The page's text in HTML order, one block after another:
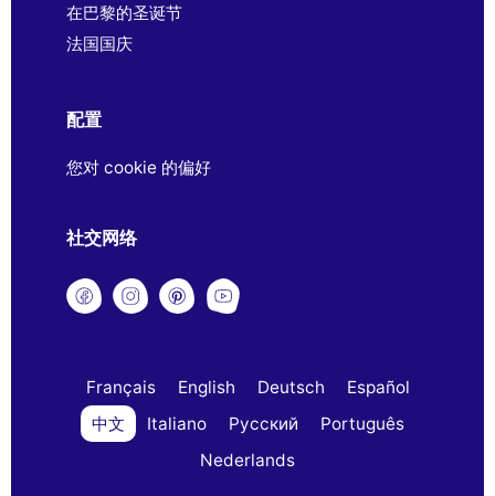
在巴黎的圣诞节
法国国庆
配置
您对 cookie 的偏好
社交网络
Français English Deutsch
Español
中文
Italiano Русский
Português
Nederlands